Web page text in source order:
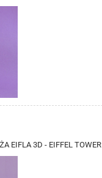
EIFLA 3D - EIFFEL TOWER